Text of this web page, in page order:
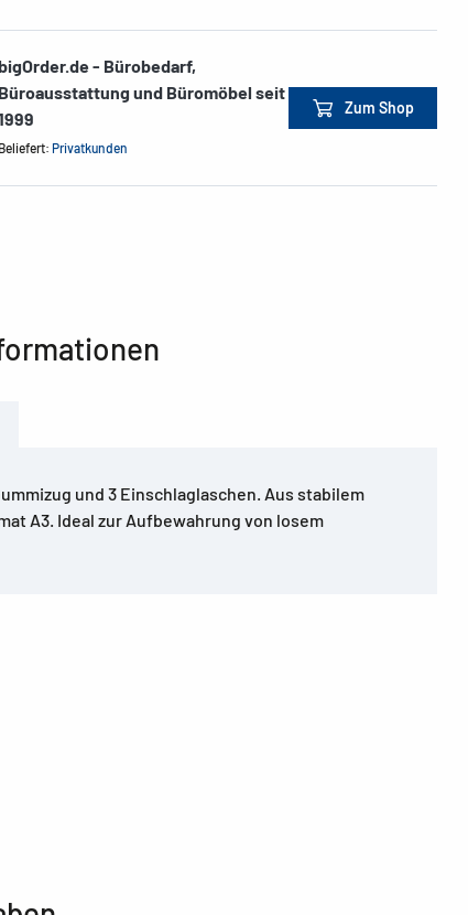
- Bürobedarf,
Büroausstattung und Büromöbel seit
Beliefert: Privatkunden
Zum Shop
und 3 Einschlaglaschen. Aus stabilem
A3. Ideal zur Aufbewahrung von losem